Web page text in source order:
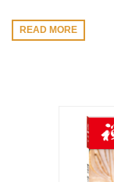
READ MORE